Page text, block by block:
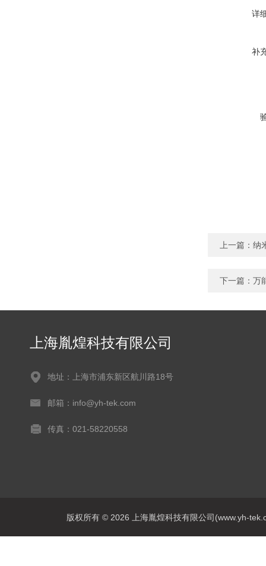
详
补
上一篇： 纳
下一篇： 万
上海胤煌科技有限公司
地址：上海市浦东新区航川路18号
邮箱：info@yh-tek.com
传真：021-58220558
版权所有 © 2026 上海胤煌科技有限公司(www.yh-